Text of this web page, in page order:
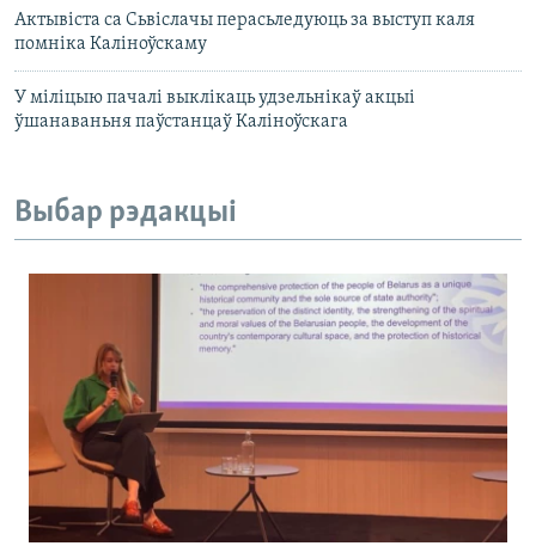
Актывіста са Сьвіслачы перасьледуюць за выступ каля
помніка Каліноўскаму
У міліцыю пачалі выклікаць удзельнікаў акцыі
ўшанаваньня паўстанцаў Каліноўскага
Выбар рэдакцыі